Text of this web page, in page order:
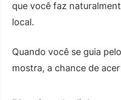
que você faz
local.
Quando você se guia
mostra, a chance de